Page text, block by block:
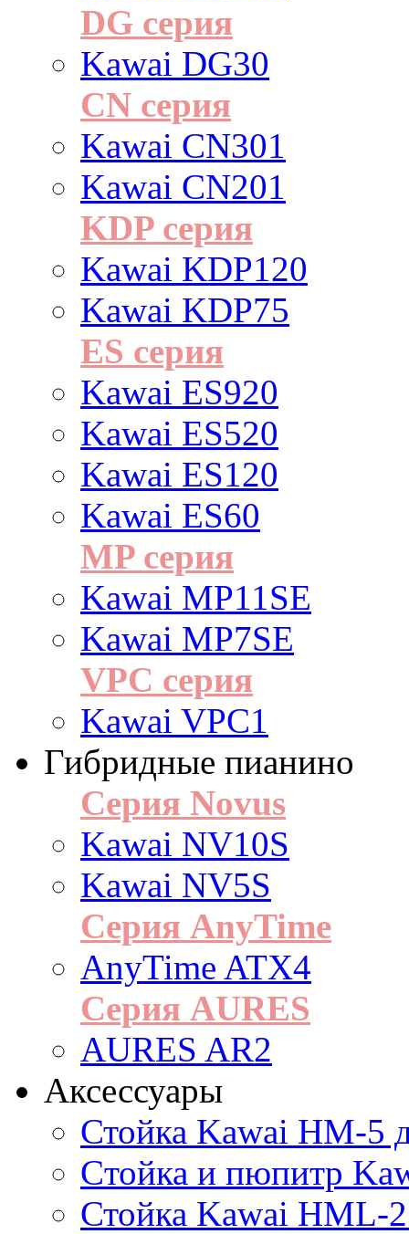
DG серия
Kawai DG30
CN серия
Kawai CN301
Kawai CN201
KDP серия
Kawai KDP120
Kawai KDP75
ES cерия
Kawai ES920
Kawai ES520
Kawai ES120
Kawai ES60
MP серия
Kawai MP11SE
Kawai MP7SE
VPC серия
Kawai VPC1
Гибридные пианино
Серия Novus
Kawai NV10S
Kawai NV5S
Серия AnyTime
AnyTime ATX4
Серия AURES
AURES AR2
Аксессуары
Стойка Kawai HM-5
Cтойка и пюпитр
Стойка Kawai HML-